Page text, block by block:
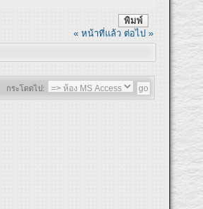
พิมพ์
« หน้าที่แล้ว ต่อไป »
กระโดดไป: